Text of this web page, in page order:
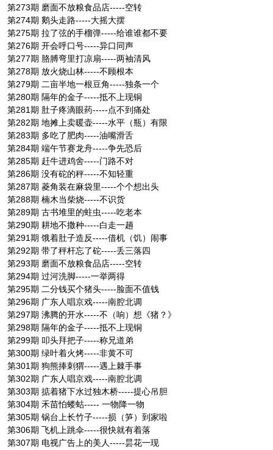
第273期 磨面不放粮食品店-----空转
第274期 鹅头走路-----大摇大摆
第275期 拉了弦的手榴弹-----给谁谁都不要
第276期 开会呼口号-----异口同声
第277期 胳膊弯里打凉扇-----两袖清风
第278期 放火烧山林-----不顾根本
第279期 二亩半地一根豆角-----独条一个
第280期 隔年的金子-----抵不上现铜
第281期 肚子疼滴眼药-----点不到痛处
第282期 地摊上卖暖壶-----水平（瓶）有限
第283期 多吃了肥肉-----油嘴滑舌
第284期 端午节赛龙舟-----争先恐后
第285期 赶牛进鸡舍-----门路不对
第286期 没有砣的秤-----不知轻重
第287期 菱角装在麻袋里-----个个想出头
第288期 楠木当柴烧-----不识货
第289期 古书堆里的蛀虫-----吃老本
第290期 耕地不撒种-----白走一趟
第291期 饿着肚子造反-----借机（饥）闹事
第292期 带了秤杆忘了砣-----丢三落四
第293期 磨面不放粮食品店-----空转
第294期 过河洗脚-----一举两得
第295期 二分钱买个猪头-----脸面不值钱
第296期 广东人唱京戏-----南腔北调
第297期 沸腾的开水-----不（响）想《猪？》
第298期 隔年的金子-----抵不上现铜
第299期 叩头拜把子-----称兄道弟
第300期 绿叶着火烤-----非黄不可
第301期 狗熊捧刺猬-----遇上棘手事
第302期 广东人唱京戏-----南腔北调
第303期 掂着猪下水过独木桥-----提心吊胆
第304期 禾苗怕蝼蛄----- 一物降一物
第305期 锅台上长竹子-----损（笋）到家啦
第306期 飞机上跳伞-----很快就有着落
第307期 电视广告上的美人-----昙花一现